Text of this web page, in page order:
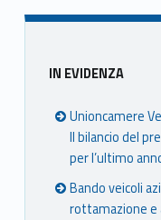
Sidebar
IN EVIDENZA
Unioncamere
Il bilancio del
per l’ultimo
Bando veicoli
rottamazione e